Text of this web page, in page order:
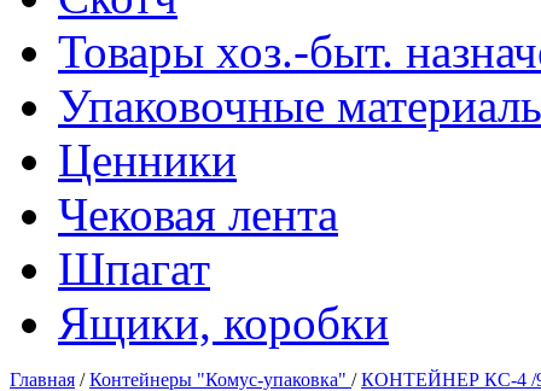
Товары хоз.-быт.
Упаковочные
Ценники
Чековая лента
Шпагат
Ящики, коробки
Главная /Контейнеры "Комус-упаковка" /КОНТЕЙНЕР КС-4 /